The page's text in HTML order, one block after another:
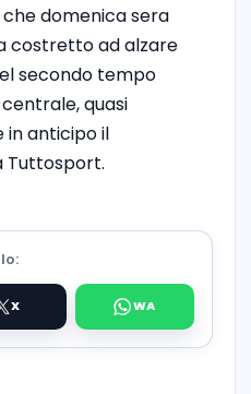
che domenica sera
costretto ad alzare
secondo tempo
quasi
in anticipo il
Tuttosport.